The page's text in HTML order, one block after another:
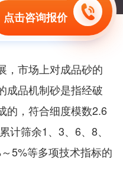
点击咨询报价
市场上对成品砂的
成品机制砂是指经破
的，符合细度模数2.6
计筛余1、3、6、8、
5%等多项技术指标的